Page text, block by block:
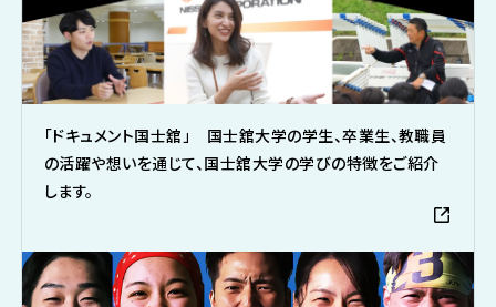
「ドキュメント国士舘」 国士舘大学の学生、卒業生、教職員
の活躍や想いを通じて、国士舘大学の学びの特徴をご紹介
します。